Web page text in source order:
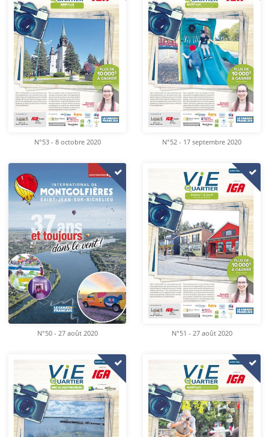
N°53 - 8 octobre 2020 N°52 - 17 septembre 2020
N°50 - 27 août 2020 N°51 - 27 août 2020